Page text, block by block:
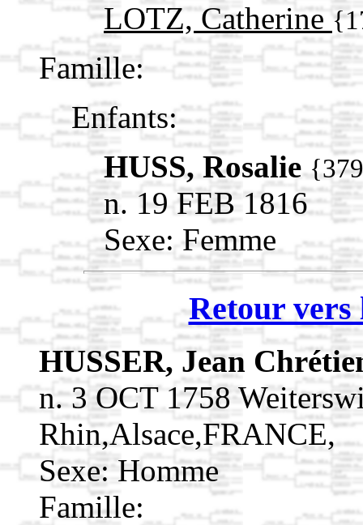
LOTZ, Catherine
Famille:
Enfants:
HUSS, Rosalie
n. 19 FEB 1816
Sexe: Femme
Retour vers
HUSSER, Jean
n. 3 OCT 1758
Rhin,Alsace,FRANCE,
Sexe: Homme
Famille: